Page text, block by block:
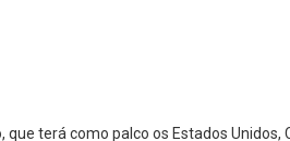
terá como palco os Estados